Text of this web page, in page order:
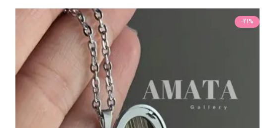
-21%